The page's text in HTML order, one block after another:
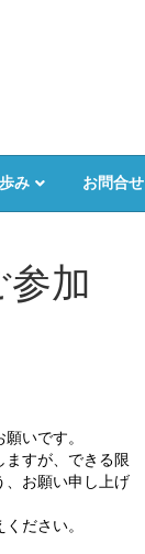
み お問合せ
加
いです。
ますが、できる限
、お願い申し上げ
ださい。